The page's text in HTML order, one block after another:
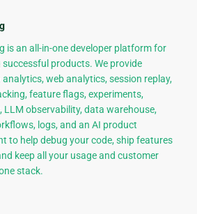
is an all-in-one developer platform for
successful products. We provide
web analytics, session replay,
feature flags, experiments,
LLM observability, data warehouse,
logs, and an AI product
to help debug your code, ship features
keep all your usage and customer
stack.